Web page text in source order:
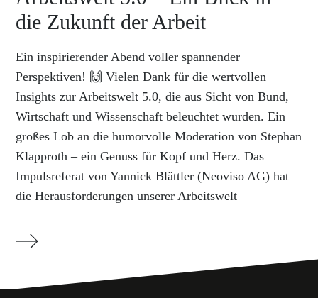
die Zukunft der Arbeit
Ein inspirierender Abend voller spannender
Perspektiven! 🙌 Vielen Dank für die wertvollen
Insights zur Arbeitswelt 5.0, die aus Sicht von Bund,
Wirtschaft und Wissenschaft beleuchtet wurden. Ein
großes Lob an die humorvolle Moderation von Stephan
Klapproth – ein Genuss für Kopf und Herz. Das
Impulsreferat von Yannick Blättler (Neoviso AG) hat
die Herausforderungen unserer Arbeitswelt